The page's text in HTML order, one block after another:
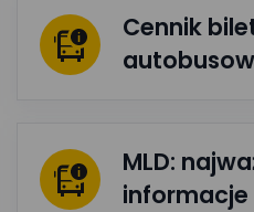
Cennik
MLD:
informacje